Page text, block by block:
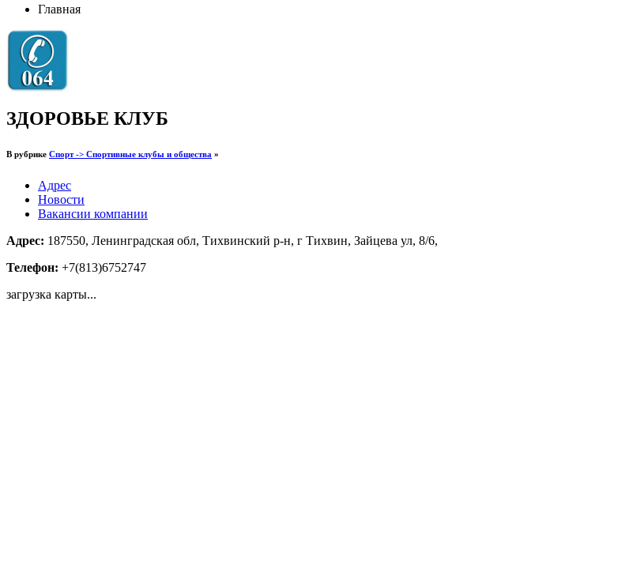
Главная
ЗДОРОВЬЕ КЛУБ
В рубрике Спорт -> Спортивные клубы и общества »
Адрес
Новости
Вакансии компании
Адрес: 187550, Ленинградская обл, Тихвинский р-н, г Тихвин, Зайцева ул, 8/6,
Телефон: +7(813)6752747
загрузка карты...